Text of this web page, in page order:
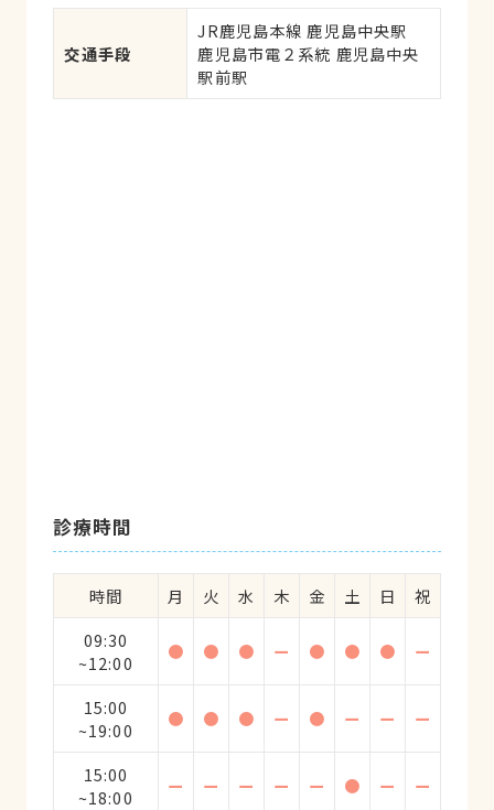
交通手段
JR鹿児島本線 鹿児島中央駅
鹿児島市電２系統 鹿児島中央
駅前駅
診療時間
時間 月 火 水 木 金 土 日
祝
09:30
~12:00
● ● ● ー ● ● ● ー
15:00
~19:00
● ● ● ー ● ー ー ー
15:00
~18:00
ー ー ー ー ー ● ー ー